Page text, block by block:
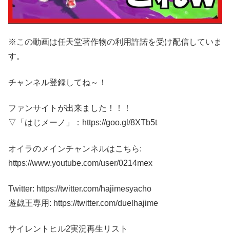
※この動画は任天堂著作物の利用許諾を受け配信していま
す。
チャンネル登録してね～！
ファンサイトが出来ました！！！
▽「はじメーノ」：https://goo.gl/8XTb5t
オイラのメインチャンネルはこちら:
https://www.youtube.com/user/0214mex
Twitter: https://twitter.com/hajimesyacho
遊戯王専用: https://twitter.com/duelhajime
サイレントヒル2実況再生リスト